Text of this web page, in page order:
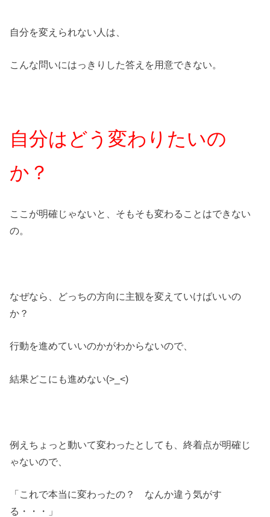
自分を変えられない人は、
こんな問いにはっきりした答えを用意できない。
自分はどう変わりたいの
か？
ここが明確じゃないと、そもそも変わることはできない
の。
なぜなら、どっちの方向に主観を変えていけばいいの
か？
行動を進めていいのかがわからないので、
結果どこにも進めない(>_<)
例えちょっと動いて変わったとしても、終着点が明確じ
ゃないので、
「これで本当に変わったの？ なんか違う気がす
る・・・」